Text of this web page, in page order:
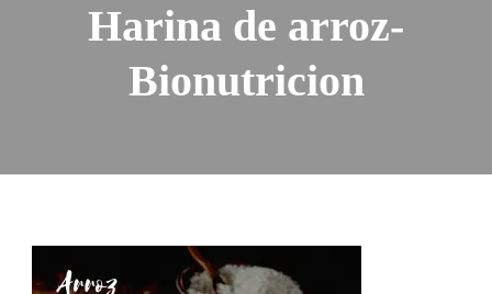
Harina de arroz-
Bionutricion